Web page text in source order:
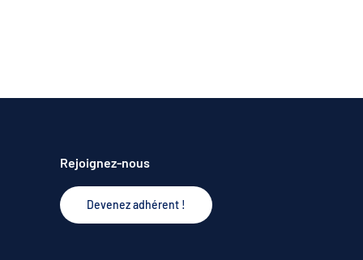
Rejoignez-nous
Devenez adhérent !